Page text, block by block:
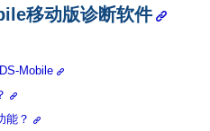
移动版诊断软件
Mobile
能？